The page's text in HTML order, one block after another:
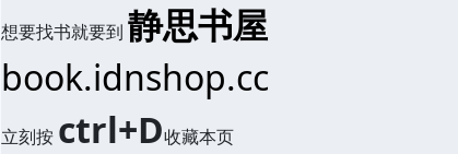
想要找书就要到静思书屋
book.idnshop.cc
立刻按 ctrl+D收藏本页